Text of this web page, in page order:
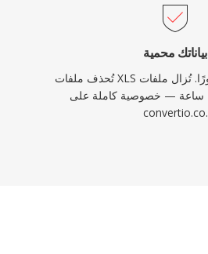
بياناتك محمية
تُحذف ملفات XLS المرفوعة فورًا. تُزال ملفات DOCX
المحولة خلال 24 ساعة — خصوصية كاملة على
convertio.co.